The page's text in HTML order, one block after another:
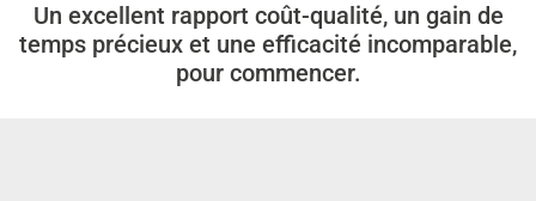
Un excellent rapport coût-qualité, un gain de
temps précieux et une efficacité incomparable,
pour commencer.